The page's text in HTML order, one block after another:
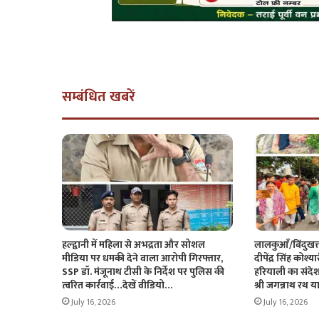
सम्बंधित खबरें
हल्द्वानी में महिला से अभद्रता और सोशल
मीडिया पर धमकी देने वाला आरोपी गिरफ्तार,
SSP डॉ. मंजूनाथ टीसी के निर्देश पर पुलिस की
त्वरित कार्रवाई…देखें वीडियो…
July 16, 2026
लालकुआँ/
दीपेंद्र सिंह
हरियाली का
श्री जगन्नाथ रथ
July 16, 2026